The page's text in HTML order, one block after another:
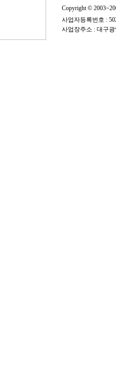
Copyright ©
사업자등록번호 :
사업장주소 : 대구